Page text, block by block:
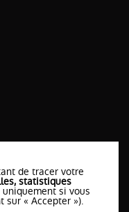
de tracer votre
statistiques
si vous
sur « Accepter »).